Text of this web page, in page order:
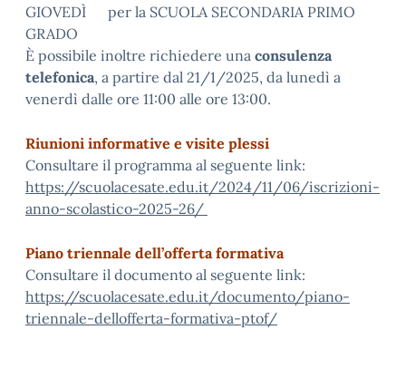
GIOVEDÌ per la SCUOLA SECONDARIA PRIMO
GRADO
È possibile inoltre richiedere una consulenza
telefonica, a partire dal 21/1/2025, da lunedì a
venerdì dalle ore 11:00 alle ore 13:00.
Riunioni informative e visite plessi
Consultare il programma al seguente link:
https://scuolacesate.edu.it/2024/11/06/iscrizioni-
anno-scolastico-2025-26/
Piano triennale dell’offerta formativa
Consultare il documento al seguente link:
https://scuolacesate.edu.it/documento/piano-
triennale-dellofferta-formativa-ptof/